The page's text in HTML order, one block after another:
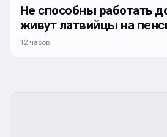
Не способны работать
живут латвийцы на
12 часов